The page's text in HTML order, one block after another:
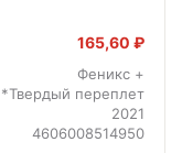
165,60 ₽
Феникс +
*Твердый переплет
2021
4606008514950